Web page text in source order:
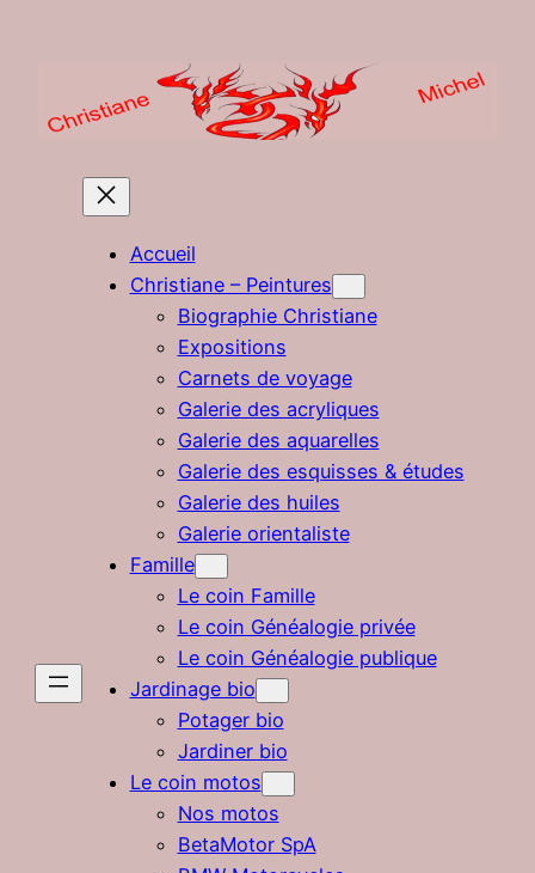
Accueil
Christiane – Peintures
Biographie Christiane
Expositions
Carnets de voyage
Galerie des acryliques
Galerie des aquarelles
Galerie des esquisses & études
Galerie des huiles
Galerie orientaliste
Famille
Le coin Famille
Le coin Généalogie privée
Le coin Généalogie publique
Jardinage bio
Potager bio
Jardiner bio
Le coin motos
Nos motos
BetaMotor SpA